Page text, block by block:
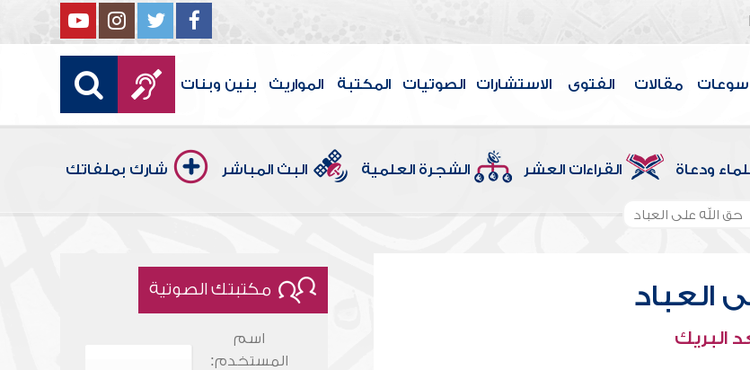
مقالات الفتوى الاستشارات الصوتيات المكتبة المواريث بنين وبنات
ودعاة القراءات العشر الشجرة العلمية البث المباشر شارك بملفاتك
حق الله على العباد
العباد
البريك
مكتبتك الصوتية
اسم
المستخدم: